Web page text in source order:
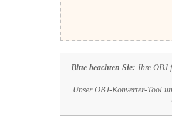
Bitte beachten Sie: Ihre OBJ
Unser OBJ-Konverter-Tool